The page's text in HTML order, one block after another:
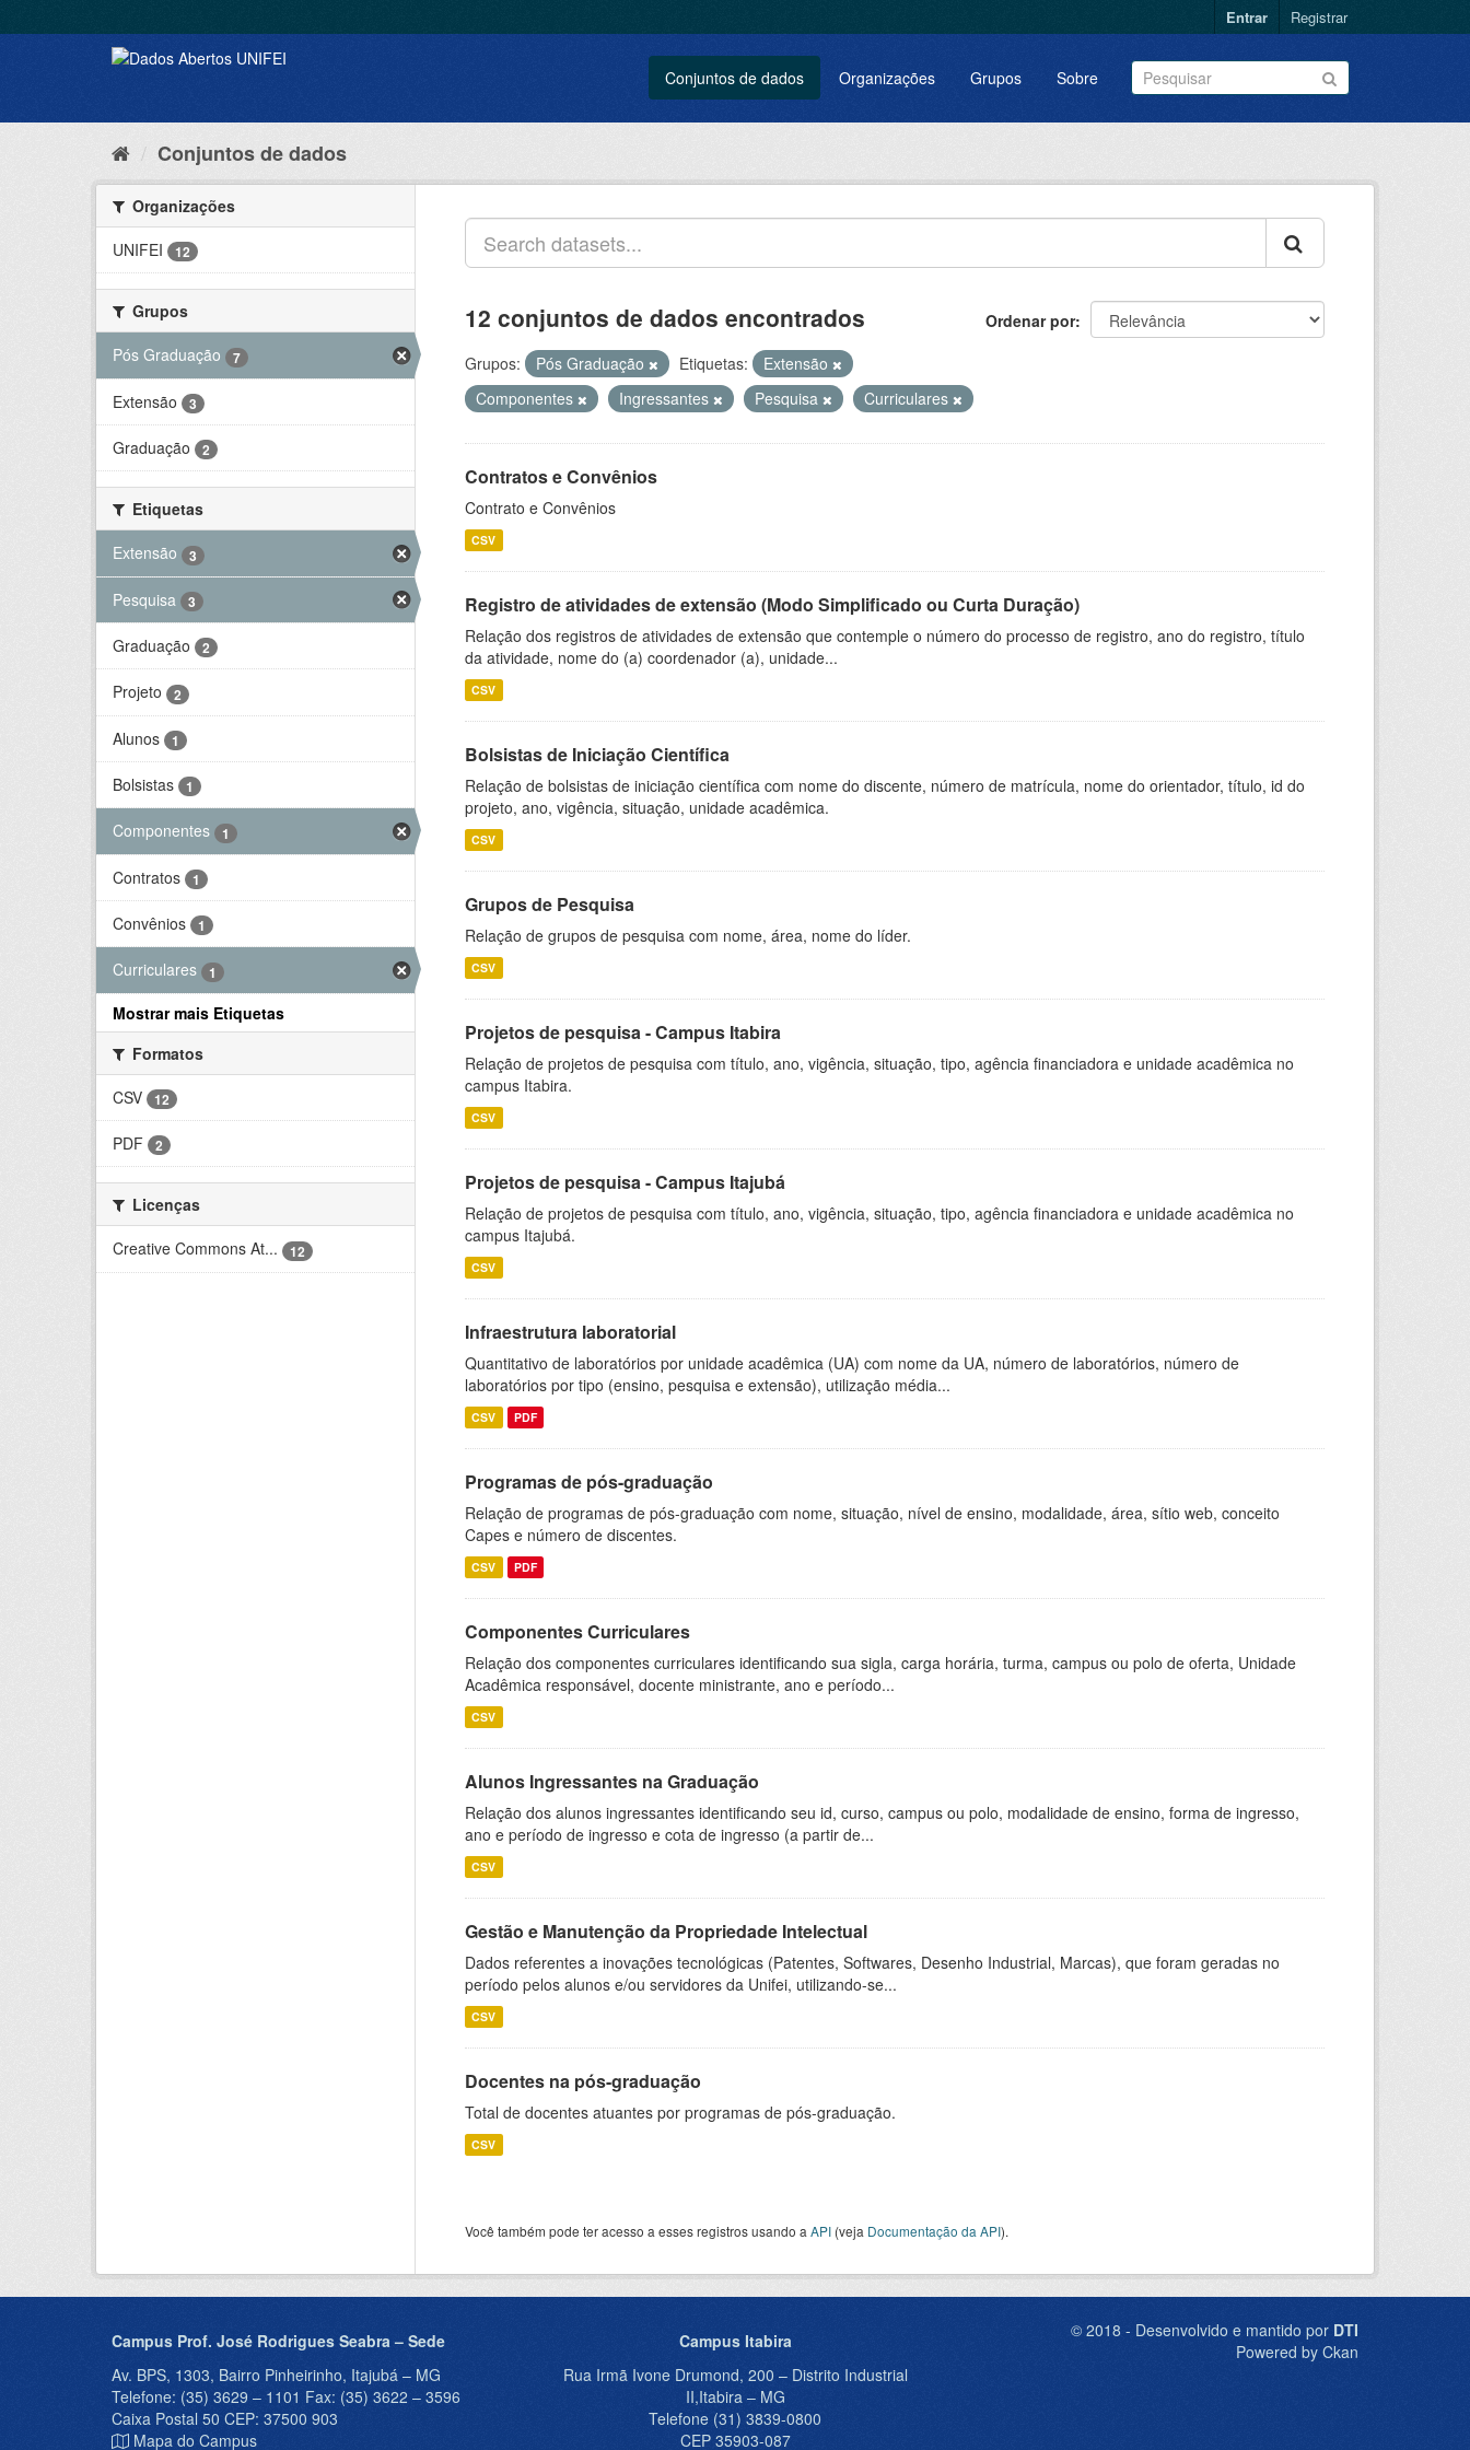
Entrar Registrar
Conjuntos de dados Organizações Grupos Sobre
Conjuntos de dados
Organizações
UNIFEI
12
Grupos
Pós Graduação
7
Extensão 3
Graduação 2
Etiquetas
Extensão
3
Pesquisa 3
Graduação 2
Projeto 2
Alunos 1
Bolsistas 1
Componentes 1
Contratos 1
Convênios 1
Curriculares 1
Mostrar mais Etiquetas
Formatos
CSV
12
PDF 2
Licenças
Creative Commons At...
12
Ordenar por
12 conjuntos de dados encontrados
Grupos: Pós Graduação Etiquetas:
Extensão
Componentes
Ingressantes Pesquisa Curriculares
Contratos e Convênios
Contrato e Convênios
CSV
Registro de atividades de extensão (Modo Simplificado ou Curta Duração)
Relação dos registros de atividades de extensão que contemple o número do processo de registro, ano do registro, título
da atividade, nome do (a) coordenador (a), unidade...
CSV
Bolsistas de Iniciação Científica
Relação de bolsistas de iniciação científica com nome do discente, número de matrícula, nome do orientador, título, id do
projeto, ano, vigência, situação, unidade acadêmica.
CSV
Grupos de Pesquisa
Relação de grupos de pesquisa com nome, área, nome do líder.
CSV
Projetos de pesquisa - Campus Itabira
Relação de projetos de pesquisa com título, ano, vigência, situação, tipo, agência financiadora e unidade acadêmica no
campus Itabira.
CSV
Projetos de pesquisa - Campus Itajubá
Relação de projetos de pesquisa com título, ano, vigência, situação, tipo, agência financiadora e unidade acadêmica no
campus Itajubá.
CSV
Infraestrutura laboratorial
Quantitativo de laboratórios por unidade acadêmica (UA) com nome da UA, número de laboratórios, número de
laboratórios por tipo (ensino, pesquisa e extensão), utilização média...
CSV PDF
Programas de pós-graduação
Relação de programas de pós-graduação com nome, situação, nível de ensino, modalidade, área, sítio web, conceito
Capes e número de discentes.
CSV PDF
Componentes Curriculares
Relação dos componentes curriculares identificando sua sigla, carga horária, turma, campus ou polo de oferta, Unidade
Acadêmica responsável, docente ministrante, ano e período...
CSV
Alunos Ingressantes na Graduação
Relação dos alunos ingressantes identificando seu id, curso, campus ou polo, modalidade de ensino, forma de ingresso,
ano e período de ingresso e cota de ingresso (a partir de...
CSV
Gestão e Manutenção da Propriedade Intelectual
Dados referentes a inovações tecnológicas (Patentes, Softwares, Desenho Industrial, Marcas), que foram geradas no
período pelos alunos e/ou servidores da Unifei, utilizando-se...
CSV
Docentes na pós-graduação
Total de docentes atuantes por programas de pós-graduação.
CSV
Você também pode ter acesso a esses registros usando a API (veja Documentação da API).
Campus Prof. José Rodrigues Seabra – Sede
Av. BPS, 1303, Bairro Pinheirinho, Itajubá – MG
Telefone: (35) 3629 – 1101 Fax: (35) 3622 – 3596
Caixa Postal 50 CEP: 37500 903
Mapa do Campus
Campus Itabira
Rua Irmã Ivone Drumond, 200 – Distrito Industrial
II,Itabira – MG
Telefone (31) 3839-0800
CEP 35903-087
© 2018 - Desenvolvido e mantido por DTI
Powered by Ckan